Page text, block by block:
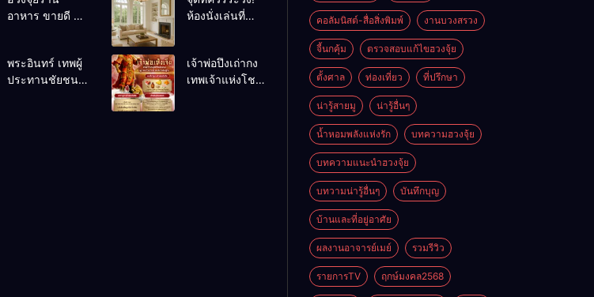
อาหาร ขายดี ยิ่ง
ปรับร้านให้ลูกค้า
แน่นตลอดปี
ห้องนั่งเล่นที่
พระอินทร์ เทพผู้
ประทานชัยชนะ
เจ้าพ่อปึงเถ่ากง
เทพเจ้าแห่งโชค
คอลัมนิสต์-สื่อสิ่งพิมพ์ งานบวงสรวง
จี้นกคุ้ม ตรวจสอบแก้ไขฮวงจุ้ย
ตั้งศาล ท่องเที่ยว ที่ปรึกษา
น่ารู้สายมู น่ารู้อื่นๆ
น้ำหอมพลังแห่งรัก บทความฮวงจุ้ย
บทความแนะนำฮวงจุ้ย
บทวามน่ารู้อื่นๆ บันทึกบุญ
บ้านและที่อยู่อาศัย
ผลงานอาจารย์เมย์ รวมรีวิว
รายการTV ฤกษ์มงคล2568